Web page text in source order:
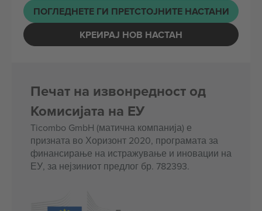
ПОГЛЕДНЕТЕ ГИ ПРЕТСТОЈНИТЕ НАСТАНИ
КРЕИРАЈ НОВ НАСТАН
Печат на извонредност од
Комисијата на ЕУ
Ticombo GmbH (матична компанија) е
призната во Хоризонт 2020, програмата за
финансирање на истражување и иновации на
ЕУ, за нејзиниот предлог бр. 782393.